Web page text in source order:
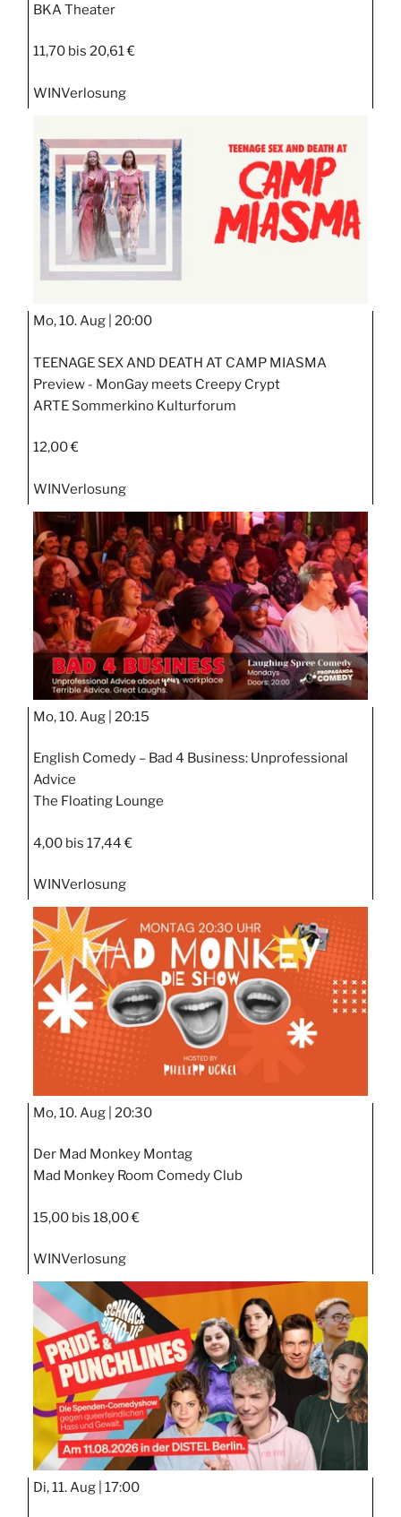
BKA Theater
11,70 bis 20,61 €
WINVerlosung
Mo, 10. Aug | 20:00
TEENAGE SEX AND DEATH AT CAMP MIASMA
Preview - MonGay meets Creepy Crypt
ARTE Sommerkino Kulturforum
12,00 €
WINVerlosung
Mo, 10. Aug | 20:15
English Comedy – Bad 4 Business: Unprofessional
Advice
The Floating Lounge
4,00 bis 17,44 €
WINVerlosung
Mo, 10. Aug | 20:30
Der Mad Monkey Montag
Mad Monkey Room Comedy Club
15,00 bis 18,00 €
WINVerlosung
Di, 11. Aug | 17:00